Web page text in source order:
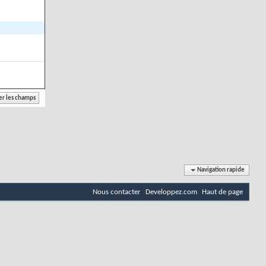
Navigation rapide
Nous contacter Developpez.com Haut de page